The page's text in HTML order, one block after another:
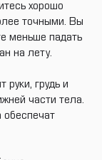
хорошо
точными. Вы
меньше падать
на лету.
руки, грудь и
части тела.
обеспечат